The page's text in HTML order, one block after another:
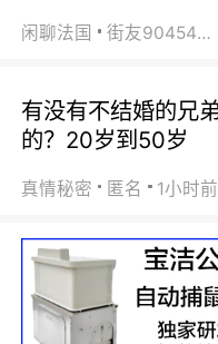
闲聊法国 街友90454511
有没有不结婚的兄
的？20岁到50岁
真情秘密 匿名 1小时前